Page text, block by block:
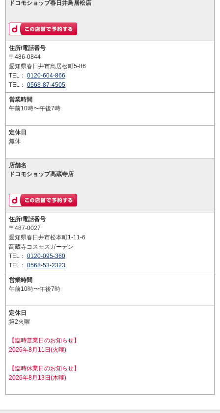
ドコモショップ春日井鳥居松店
住所/電話番号
〒486-0844
愛知県春日井市鳥居松町5-86
TEL： 0120-604-866
TEL： 0568-87-4505
営業時間
午前10時〜午後7時
定休日
無休
店舗名
ドコモショップ高蔵寺店
住所/電話番号
〒487-0027
愛知県春日井市松本町1-11-6
高蔵寺コスモスガーデン
TEL： 0120-095-360
TEL： 0568-53-2323
営業時間
午前10時〜午後7時
定休日
第2火曜
【臨時営業日のお知らせ】
2026年8月11日(火曜)
【臨時休業日のお知らせ】
2026年8月13日(木曜)